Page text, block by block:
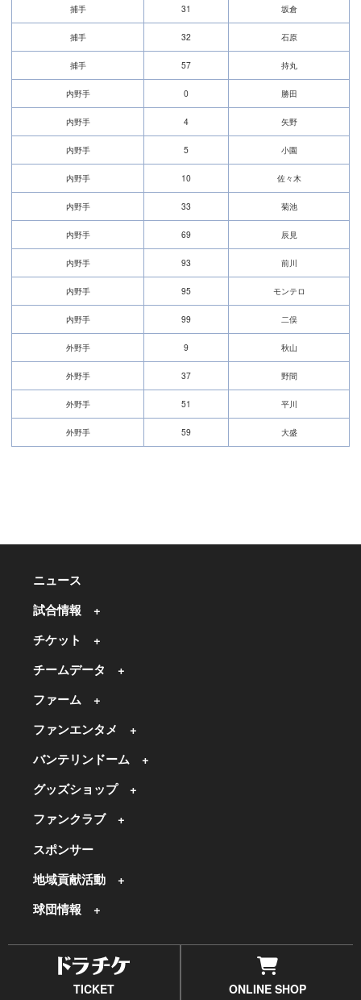
捕手 31 坂倉
捕手 32 石原
捕手 57 持丸
内野手 0 勝田
内野手 4 矢野
内野手 5 小園
内野手 10 佐々木
内野手 33 菊池
内野手 69 辰見
内野手 93 前川
内野手 95 モンテロ
内野手 99 二俣
外野手 9 秋山
外野手 37 野間
外野手 51 平川
外野手 59 大盛
ニュース
試合情報
チケット
チームデータ
ファーム
ファンエンタメ
バンテリンドーム
グッズショップ
ファンクラブ
スポンサー
地域貢献活動
球団情報
TICKET ONLINE SHOP